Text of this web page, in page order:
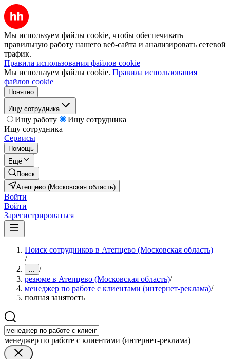
Мы используем файлы cookie, чтобы обеспечивать
правильную работу нашего веб-сайта и анализировать сетевой
трафик.
Правила использования файлов cookie
Мы используем файлы cookie. Правила использования
файлов cookie
Понятно
Ищу сотрудника
Ищу работу
Ищу сотрудника
Ищу сотрудника
Сервисы
Помощь
Ещё
Поиск
Атепцево (Московская область)
Войти
Войти
Зарегистрироваться
Поиск сотрудников в Атепцево (Московская область)
/
... /
резюме в Атепцево (Московская область)/
менеджер по работе с клиентами (интернет-реклама)/
полная занятость
менеджер по работе с клиентами (интернет-реклама)